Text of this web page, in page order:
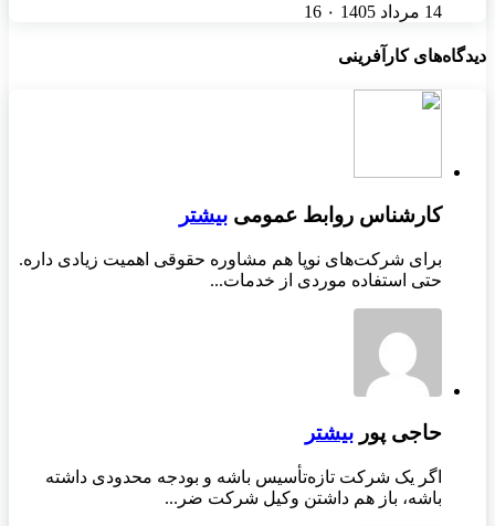
14 مرداد 1405 ۰ 16
دیدگاه‌های کارآفرینی
کارشناس روابط عمومی بیشتر
برای شرکت‌های نوپا هم مشاوره حقوقی اهمیت زیادی داره.
حتی استفاده موردی از خدمات...
حاجی پور بیشتر
اگر یک شرکت تازه‌تأسیس باشه و بودجه محدودی داشته
باشه، باز هم داشتن وکیل شرکت ضر...